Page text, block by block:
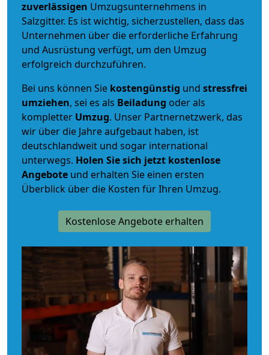
zuverlässigen Umzugsunternehmens in
Salzgitter. Es ist wichtig, sicherzustellen, dass das
Unternehmen über die erforderliche Erfahrung
und Ausrüstung verfügt, um den Umzug
erfolgreich durchzuführen.
Bei uns können Sie kostengünstig und stressfrei
umziehen, sei es als Beiladung oder als
kompletter Umzug. Unser Partnernetzwerk, das
wir über die Jahre aufgebaut haben, ist
deutschlandweit und sogar international
unterwegs. Holen Sie sich jetzt kostenlose
Angebote und erhalten Sie einen ersten
Überblick über die Kosten für Ihren Umzug.
Kostenlose Angebote erhalten